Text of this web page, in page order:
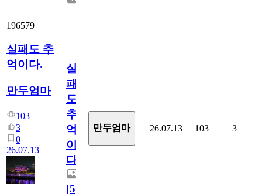
196579
실패도 추
억이다.
만두엄마
103
3
0
26.07.13
실
패
도
추
억
이
다.
[5]
만두엄마 26.07.13 103 3